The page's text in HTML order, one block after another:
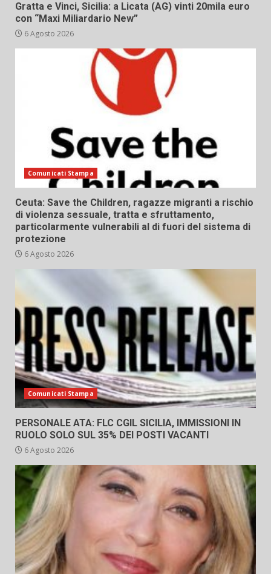
Gratta e Vinci, Sicilia: a Licata (AG) vinti 20mila euro
con “Maxi Miliardario New”
6 Agosto 2026
Comunicati Stampa
Ceuta: Save the Children, ragazze migranti a rischio
di violenza sessuale, tratta e sfruttamento,
particolarmente vulnerabili al di fuori del sistema di
protezione
6 Agosto 2026
Comunicati Stampa
PERSONALE ATA: FLC CGIL SICILIA, IMMISSIONI IN
RUOLO SOLO SUL 35% DEI POSTI VACANTI
6 Agosto 2026